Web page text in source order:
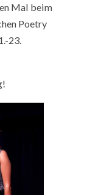
Mal beim
Poetry
23.